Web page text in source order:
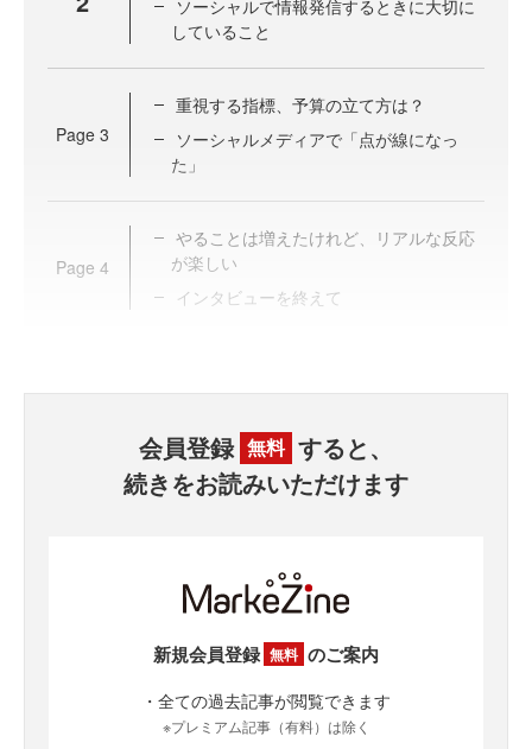
ソーシャルで情報発信するときに大切に
していること
Page 3
重視する指標、予算の立て方は？
ソーシャルメディアで「点が線になっ
た」
Page 4
やることは増えたけれど、リアルな反応
が楽しい
インタビューを終えて
会員登録 無料 すると、
続きをお読みいただけます
新規会員登録 無料 のご案内
・全ての過去記事が閲覧できます
※プレミアム記事（有料）は除く